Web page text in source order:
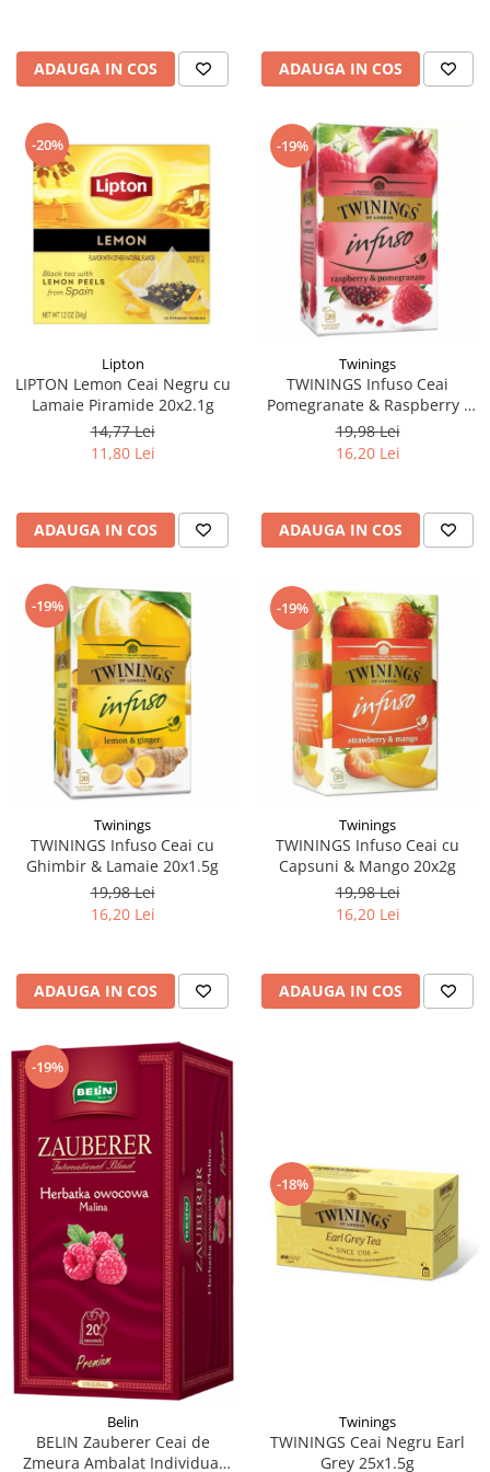
ADAUGA IN COS ADAUGA IN COS
-20%
Lipton
LIPTON Lemon Ceai Negru cu
Lamaie Piramide 20x2.1g
14,77 Lei
11,80 Lei
ADAUGA IN COS
-19%
Twinings
TWININGS Infuso Ceai
Pomegranate & Raspberry -
Rodie & Zmeura 20x1.5g
19,98 Lei
16,20 Lei
ADAUGA IN COS
-19%
Twinings
TWININGS Infuso Ceai cu
Ghimbir & Lamaie 20x1.5g
19,98 Lei
16,20 Lei
ADAUGA IN COS
-19%
Twinings
TWININGS Infuso Ceai cu
Capsuni & Mango 20x2g
19,98 Lei
16,20 Lei
ADAUGA IN COS
-19%
Belin
BELIN Zauberer Ceai de
Zmeura Ambalat Individual
-18%
Twinings
TWININGS Ceai Negru Earl
Grey 25x1.5g